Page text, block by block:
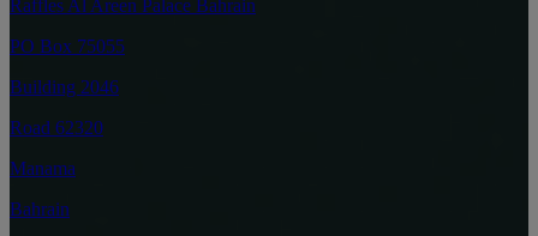
Raffles Al Areen Palace Bahrain
PO Box 75055
Building 2046
Road 62320
Manama
Bahrain